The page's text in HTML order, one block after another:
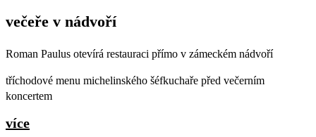
večeře v nádvoří
Roman Paulus otevírá restauraci přímo v zámeckém nádvoří
tříchodové menu michelinského šéfkuchaře před večerním
koncertem
více